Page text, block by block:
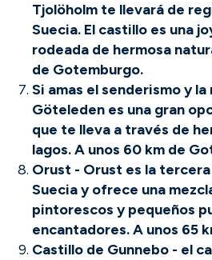
Tjolöholm te llevará de
Suecia. El castillo es una
rodeada de hermosa
de Gotemburgo.
Si amas el senderismo y la
Göteleden es una gran
que te lleva a través de
lagos. A unos 60 km de
Orust - Orust es la
Suecia y ofrece una
pintorescos y pequeños
encantadores. A unos 65
Castillo de Gunnebo - el